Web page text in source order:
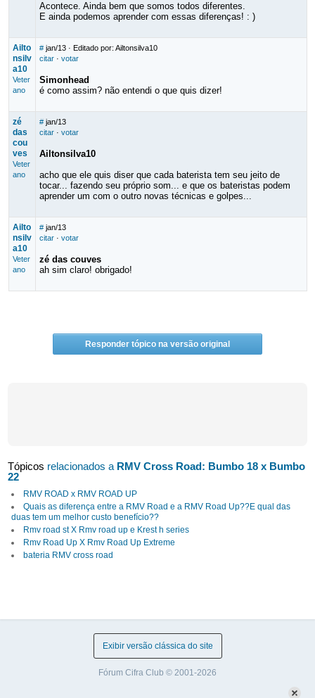
Acontece. Ainda bem que somos todos diferentes.
E ainda podemos aprender com essas diferenças! : )
Ailto
nsilv
a10
Veter
ano
# jan/13· Editado por: Ailtonsilva10
citar· votar
Simonhead
é como assim? não entendi o que quis dizer!
zé
das
cou
ves
Veter
ano
# jan/13
citar· votar
Ailtonsilva10
acho que ele quis diser que cada baterista tem seu jeito de
tocar... fazendo seu próprio som... e que os bateristas podem
aprender um com o outro novas técnicas e golpes...
Ailto
nsilv
a10
Veter
ano
# jan/13
citar· votar
zé das couves
ah sim claro! obrigado!
Responder tópico na versão original
Tópicos relacionados a RMV Cross Road: Bumbo 18 x Bumbo
22
RMV ROAD x RMV ROAD UP
Quais as diferença entre a RMV Road e a RMV Road Up??E qual das
duas tem um melhor custo benefício??
Rmv road st X Rmv road up e Krest h series
Rmv Road Up X Rmv Road Up Extreme
bateria RMV cross road
Exibir versão clássica do site
Fórum Cifra Club © 2001-2026